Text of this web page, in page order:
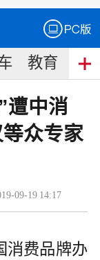
教育 食
遭中消
众专家
-09-19 14:17
消费品牌办